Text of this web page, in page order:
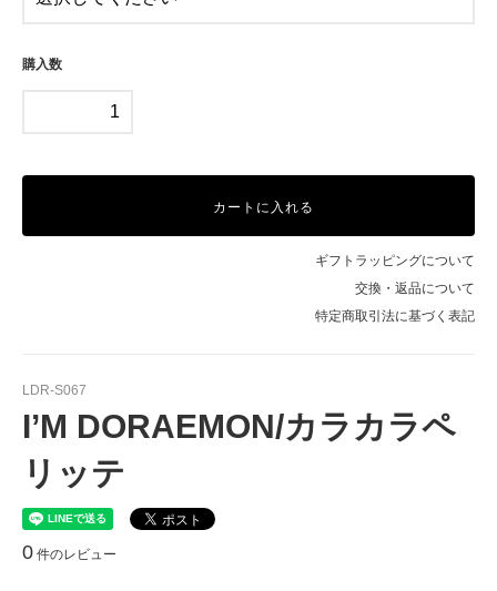
購入数
カートに入れる
ギフトラッピングについて
交換・返品について
特定商取引法に基づく表記
LDR-S067
I’M DORAEMON/カラカラペ
リッテ
0 件のレビュー